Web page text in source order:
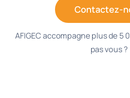
Contactez-
AFIGEC accompagne plus de 5
pas vous ?